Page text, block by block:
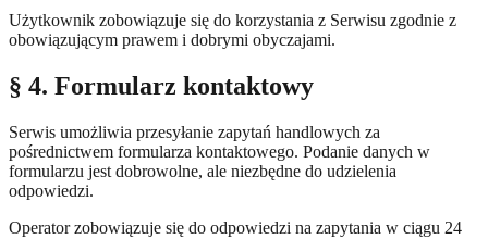
Użytkownik zobowiązuje się do korzystania z Serwisu zgodnie z
obowiązującym prawem i dobrymi obyczajami.
§ 4. Formularz kontaktowy
Serwis umożliwia przesyłanie zapytań handlowych za
pośrednictwem formularza kontaktowego. Podanie danych w
formularzu jest dobrowolne, ale niezbędne do udzielenia
odpowiedzi.
Operator zobowiązuje się do odpowiedzi na zapytania w ciągu 24